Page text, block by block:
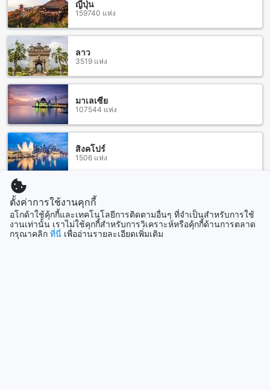
กาญจนบุรี แล้วต่อรถต่อเข้าสู่บ้านบ่อ รีสอร์ท กาญจนบุรี ที่อยู่ใกล้
สถานี ใช้เวลาเดินทางประมาณ 2-3 ชั่วโมง
ไม่ว่าคุณจะเลือกวิธีการเดินทางใด บ้านบ่อ รีสอร์ท กาญจนบุรี จะ
เป็นสถานที่พักผ่อนที่สะดวกสบายและเงียบสงบในที่ที่สวยงามของ
กาญจนบุรี ไทย
สถานที่ท่องเที่ยวรอบบ้านบ่อ รีสอร์ท กาญจนบุรี
บ้านบ่อ รีสอร์ท กาญจนบุรี ตั้งอยู่ใกล้กับสถานที่ท่องเที่ยวหลาย
แห่งที่น่าสนใจในพื้นที่ รวมถึง สะพานข้ามแม่น้ำแคว ที่เป็น
สะพานที่สวยงามและเป็นทางเชื่อมต่อระหว่างทางเดินเท้าข้าม
แม่น้ำ และสุสานทหารสัมพันธมิตรดอนรักซึ่งเป็นสถานที่สำคัญ
ในการเรียนรู้เกี่ยวกับประวัติศาสตร์ทหารของประเทศไทย
นอกจากนี้ยังมีพิพิธภัณฑ์สงครามอักษะและเชลยศึกและพิพิธภัณฑ์
สงครามที่น่าสนใจอีกหลายแห่ง ที่นี่คุณสามารถเรียนรู้เกี่ยวกับ
ประวัติศาสตร์และวัฒนธรรมของประเทศไทยได้อย่างลึกซึ้ง
นอกจากนี้ยังมีสวนน้ำ West Wonder ที่เป็นสถานที่ท่องเที่ยว
สำหรับครอบครัวที่มีสิ่งอำนวยความสะดวกครบครัน และวัดเทว
ดาสังฆารามที่เป็นสถานที่สงบเงียบและเป็นศูนย์กลางของความ
เชื่อมั่นในศาสนาที่น่าสนใจ
ญี่ปุ่น
159740 แห่ง
ลาว
3519 แห่ง
มาเลเซีย
107544 แห่ง
สิงคโปร์
1506 แห่ง
ดูทั้งหมด
ตั้งค่าการใช้งานคุกกี้
อโกด้าใช้คุ้กกี้และเทคโนโลยีการติดตามอื่นๆ ที่จำเป็นสำหรับการใช้
งานเท่านั้น เราไม่ใช้คุกกี้สำหรับการวิเคราะห์หรือคุ้กกี้ด้านการตลาด
กรุณาคลิก ที่นี่ เพื่ออ่านรายละเอียดเพิ่มเติม